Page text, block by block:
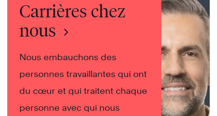
Carrières chez
nous
Nous embauchons des
personnes travaillantes qui ont
du cœur et qui traitent chaque
personne avec qui nous